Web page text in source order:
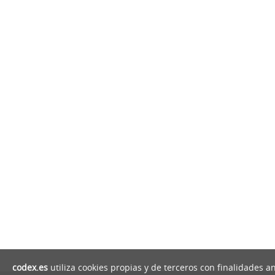
codex.es utiliza cookies propias y de terceros con finalidades